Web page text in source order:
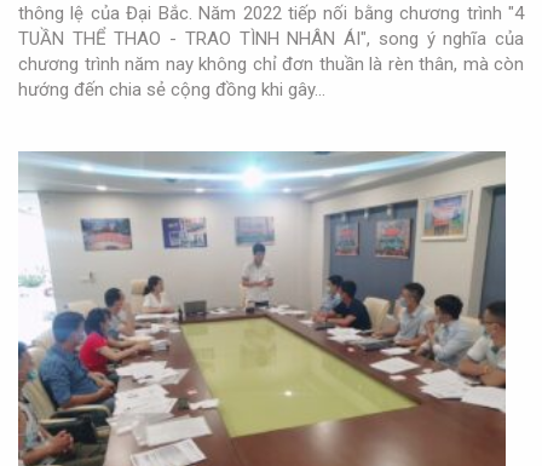
thông lệ của Đại Bắc. Năm 2022 tiếp nối bằng chương trình "4
TUẦN THỂ THAO - TRAO TÌNH NHÂN ÁI", song ý nghĩa của
chương trình năm nay không chỉ đơn thuần là rèn thân, mà còn
hướng đến chia sẻ cộng đồng khi gây…